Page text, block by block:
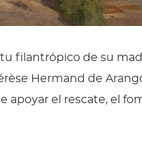
filantrópico de su
Hermand de
apoyar el rescate, el